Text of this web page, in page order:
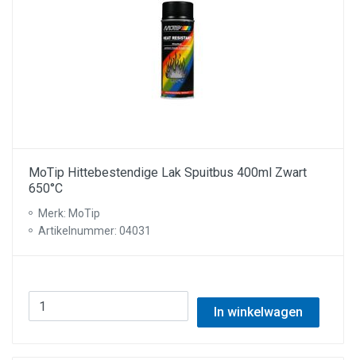
MoTip Hittebestendige Lak Spuitbus 400ml Zwart
650°C
Merk: MoTip
Artikelnummer: 04031
In winkelwagen